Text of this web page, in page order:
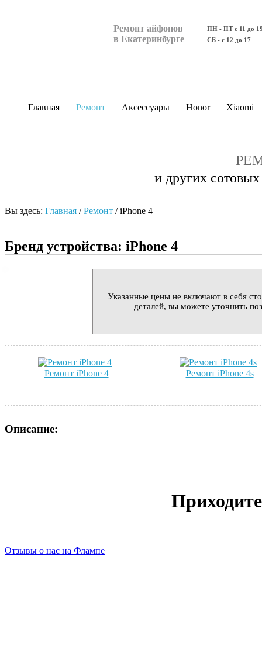
Ремонт айфонов
в Екатеринбурге
ПН - ПТ с 11 до
СБ - с 12 до 17
Главная Ремонт Аксессуары Honor Xiaomi
и других
Вы здесь: Главная /Ремонт /iPhone 4
Бренд устройства: iPhone 4
Указанные цены не включают в себя
деталей, вы можете уточнить
Ремонт iPhone 4 Ремонт iPhone 4s
Описание:
Отзывы о нас на Флампе